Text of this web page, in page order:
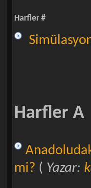
Harfler #
Harfler A
mi? ( Yazar: